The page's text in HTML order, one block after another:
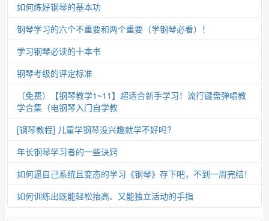
如何练好钢琴的基本功
钢琴学习的六个不重要和两个重要（学钢琴必看）！
学习钢琴必读的十本书
钢琴考级的评定标准
（免费）【钢琴教学1~11】超适合新手学习！流行键盘弹唱教
学合集（电钢琴入门自学教
[钢琴教程] 儿童学钢琴没兴趣就学不好吗?
年长钢琴学习者的一些诀窍
如何逼自己系统且变态的学习《钢琴》存下吧，不到一周完结！
如何训练出既能轻松抬高、又能独立活动的手指